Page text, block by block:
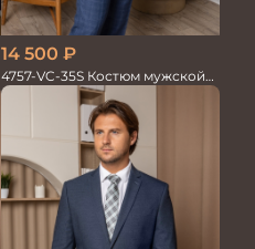
14 500 ₽
4757-VC-35S Костюм мужской
двойка